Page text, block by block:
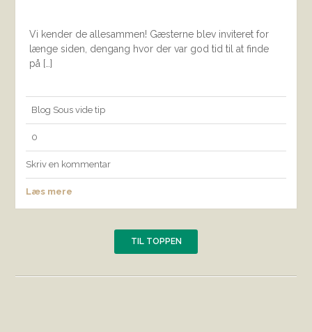
Vi kender de allesammen! Gæsterne blev inviteret for
længe siden, dengang hvor der var god tid til at finde
på […]
Blog Sous vide tip
0
Skriv en kommentar
Læs mere
TIL TOPPEN